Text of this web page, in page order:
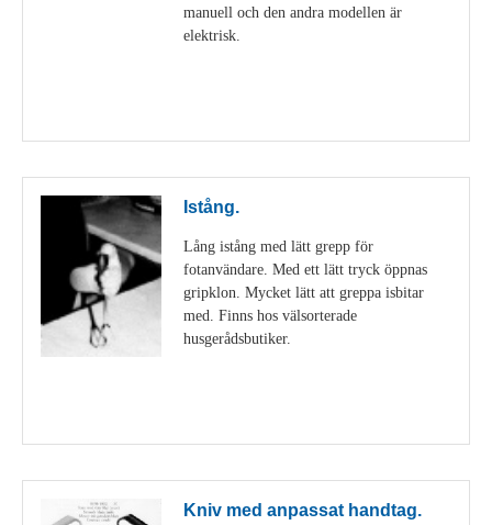
manuell och den andra modellen är
elektrisk.
Istång.
Lång istång med lätt grepp för
fotanvändare. Med ett lätt tryck öppnas
gripklon. Mycket lätt att greppa isbitar
med. Finns hos välsorterade
husgerådsbutiker.
Kniv med anpassat handtag.